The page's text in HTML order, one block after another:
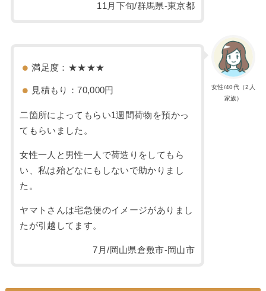
11月下旬/群馬県-東京都
女性/40代（2人
家族）
満足度：★★★★
見積もり：70,000円
二箇所によってもらい1週間荷物を預かっ
てもらいました。
女性一人と男性一人で荷造りをしてもら
い、私は殆どなにもしないで助かりまし
た。
ヤマトさんは宅急便のイメージがありまし
たが引越してます。
7月/岡山県倉敷市-岡山市